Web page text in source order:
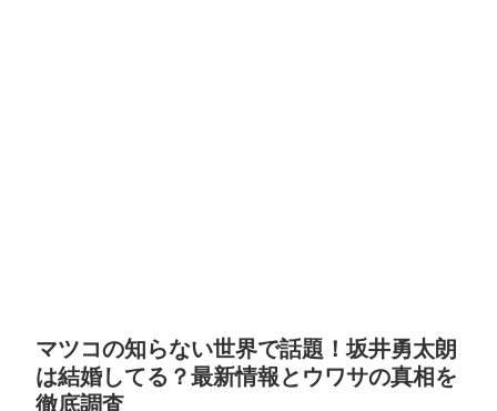
マツコの知らない世界で話題！坂井勇太朗
は結婚してる？最新情報とウワサの真相を
徹底調査